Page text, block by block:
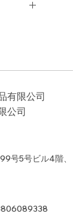
有限公司
公司
号5号ビル4階、